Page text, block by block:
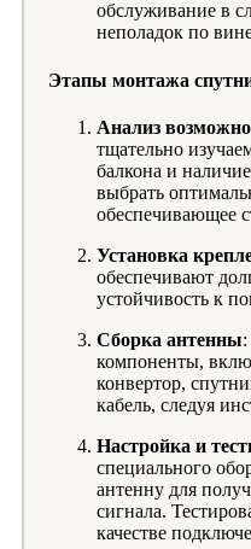
обслуживание в
неполадок по
Этапы монтажа
Анализ
тщательно
балкона и
выбрать
обеспечивающее
Установка
обеспечивают
устойчивость к
Сборка антенны
компоненты,
конвертор,
кабель, следуя
Настройка и
специального
антенну для
сигнала.
качестве